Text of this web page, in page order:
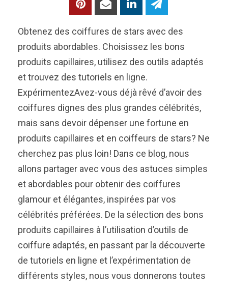
Obtenez des coiffures de stars avec des
produits abordables. Choisissez les bons
produits capillaires, utilisez des outils adaptés
et trouvez des tutoriels en ligne.
ExpérimentezAvez-vous déjà rêvé d’avoir des
coiffures dignes des plus grandes célébrités,
mais sans devoir dépenser une fortune en
produits capillaires et en coiffeurs de stars? Ne
cherchez pas plus loin! Dans ce blog, nous
allons partager avec vous des astuces simples
et abordables pour obtenir des coiffures
glamour et élégantes, inspirées par vos
célébrités préférées. De la sélection des bons
produits capillaires à l’utilisation d’outils de
coiffure adaptés, en passant par la découverte
de tutoriels en ligne et l’expérimentation de
différents styles, nous vous donnerons toutes